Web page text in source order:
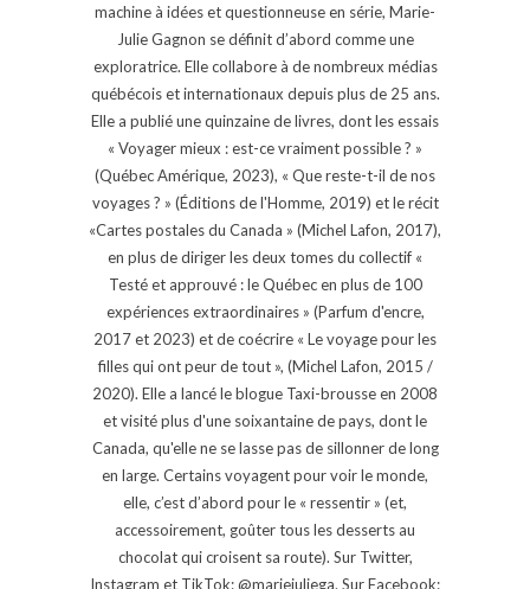
machine à idées et questionneuse en série, Marie-
Julie Gagnon se définit d’abord comme une
exploratrice. Elle collabore à de nombreux médias
québécois et internationaux depuis plus de 25 ans.
Elle a publié une quinzaine de livres, dont les essais
« Voyager mieux : est-ce vraiment possible ? »
(Québec Amérique, 2023), « Que reste-t-il de nos
voyages ? » (Éditions de l'Homme, 2019) et le récit
«Cartes postales du Canada » (Michel Lafon, 2017),
en plus de diriger les deux tomes du collectif «
Testé et approuvé : le Québec en plus de 100
expériences extraordinaires » (Parfum d'encre,
2017 et 2023) et de coécrire « Le voyage pour les
filles qui ont peur de tout », (Michel Lafon, 2015 /
2020). Elle a lancé le blogue Taxi-brousse en 2008
et visité plus d'une soixantaine de pays, dont le
Canada, qu'elle ne se lasse pas de sillonner de long
en large. Certains voyagent pour voir le monde,
elle, c’est d’abord pour le « ressentir » (et,
accessoirement, goûter tous les desserts au
chocolat qui croisent sa route). Sur Twitter,
Instagram et TikTok: @mariejuliega. Sur Facebook: